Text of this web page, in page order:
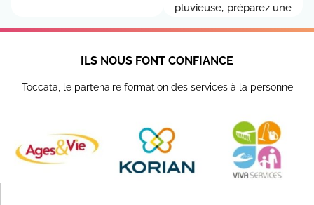
pluvieuse, préparez une
papillons en papier,
ILS NOUS FONT CONFIANCE
Toccata, le partenaire formation des services à la personne